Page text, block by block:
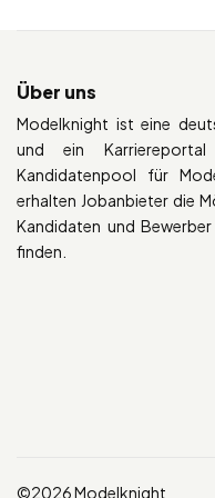
Über uns
Modelknight ist eine
und ein
Kandidatenpool für
erhalten Jobanbieter die
Kandidaten und
finden.
©2026 Modelknight